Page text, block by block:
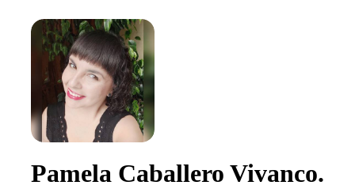
Pamela Caballero Vivanco.